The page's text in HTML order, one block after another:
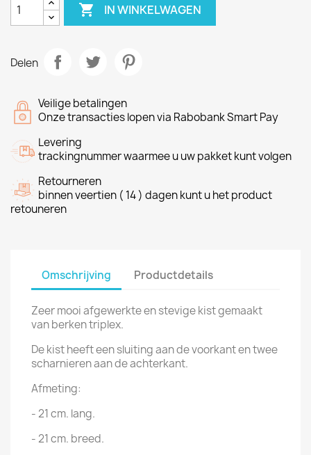
 IN WINKELWAGEN
Delen
Veilige betalingen
Onze transacties lopen via Rabobank Smart Pay
Levering
trackingnummer waarmee u uw pakket kunt volgen
Retourneren
binnen veertien ( 14 ) dagen kunt u het product
retouneren
Omschrijving Productdetails
Zeer mooi afgewerkte en stevige kist gemaakt
van berken triplex.
De kist heeft een sluiting aan de voorkant en twee
scharnieren aan de achterkant.
Afmeting:
- 21 cm. lang.
- 21 cm. breed.